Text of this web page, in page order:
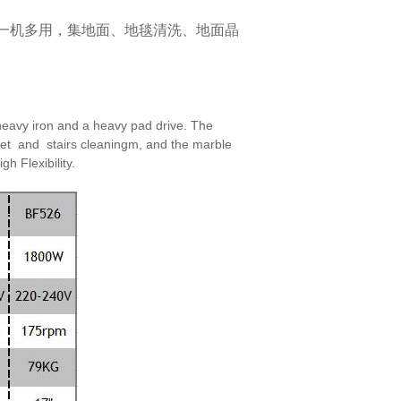
机多用，集地面、地毯清洗、地面晶
iron and a heavy pad drive. The
and stairs cleaningm, and the marble
Flexibility.